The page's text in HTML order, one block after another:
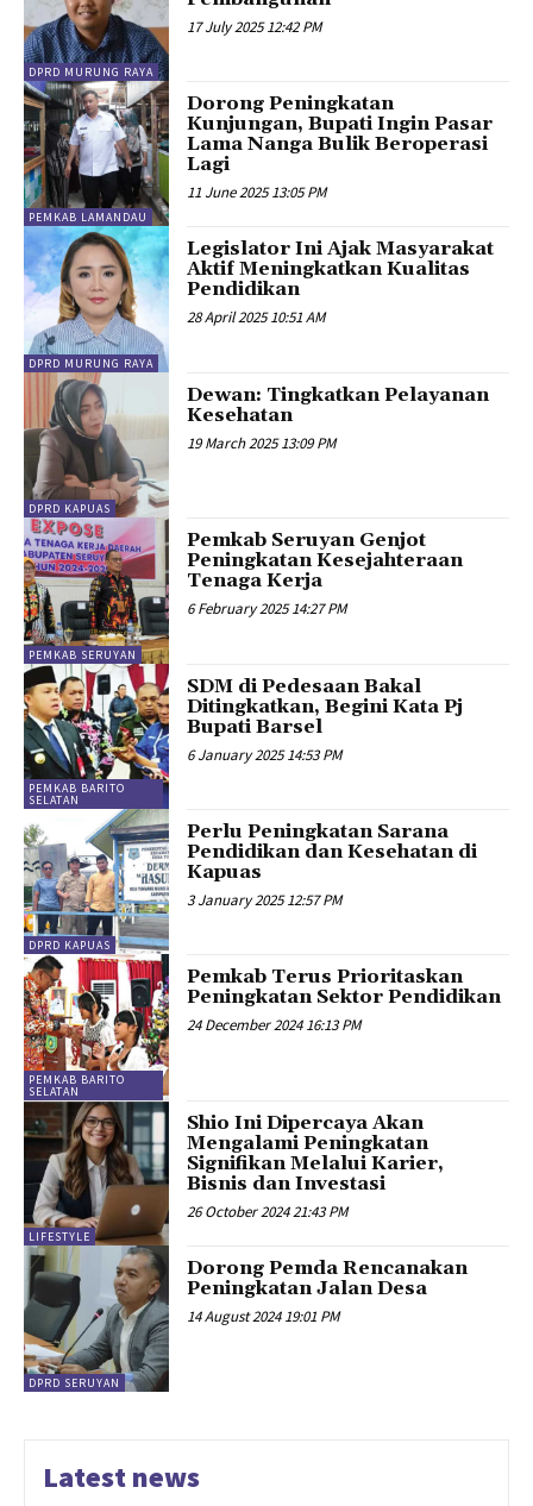
DPRD MURUNG RAYA
17 July 2025 12:42 PM
PEMKAB LAMANDAU
Dorong Peningkatan
Kunjungan, Bupati Ingin Pasar
Lama Nanga Bulik Beroperasi
Lagi
11 June 2025 13:05 PM
DPRD MURUNG RAYA
Legislator Ini Ajak Masyarakat
Aktif Meningkatkan Kualitas
Pendidikan
28 April 2025 10:51 AM
DPRD KAPUAS
Dewan: Tingkatkan Pelayanan
Kesehatan
19 March 2025 13:09 PM
PEMKAB SERUYAN
Pemkab Seruyan Genjot
Peningkatan Kesejahteraan
Tenaga Kerja
6 February 2025 14:27 PM
PEMKAB BARITO
SELATAN
SDM di Pedesaan Bakal
Ditingkatkan, Begini Kata Pj
Bupati Barsel
6 January 2025 14:53 PM
DPRD KAPUAS
Perlu Peningkatan Sarana
Pendidikan dan Kesehatan di
Kapuas
3 January 2025 12:57 PM
PEMKAB BARITO
SELATAN
Pemkab Terus Prioritaskan
Peningkatan Sektor Pendidikan
24 December 2024 16:13 PM
LIFESTYLE
Shio Ini Dipercaya Akan
Mengalami Peningkatan
Signifikan Melalui Karier,
Bisnis dan Investasi
26 October 2024 21:43 PM
DPRD SERUYAN
Dorong Pemda Rencanakan
Peningkatan Jalan Desa
14 August 2024 19:01 PM
Latest news